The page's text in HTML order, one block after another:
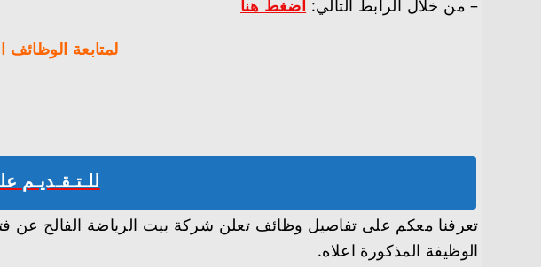
– من خلال الرابط التالي: اضغط هنا
لمتابعة الوظائف
للـتـقـديـم
تعرفنا معكم على تفاصيل وظائف تعلن شركة بيت الرياضة الفالح عن
الوظيفة المذكورة اعلاه.